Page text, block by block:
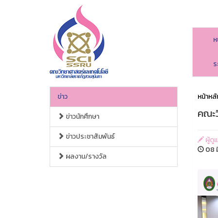
ข่าว
ข่าวนักศึกษา
ข่าวประชาสัมพันธ์
ผลงาน/รางวัล
หน้าห
คณะ
ผู้ดูแ
08